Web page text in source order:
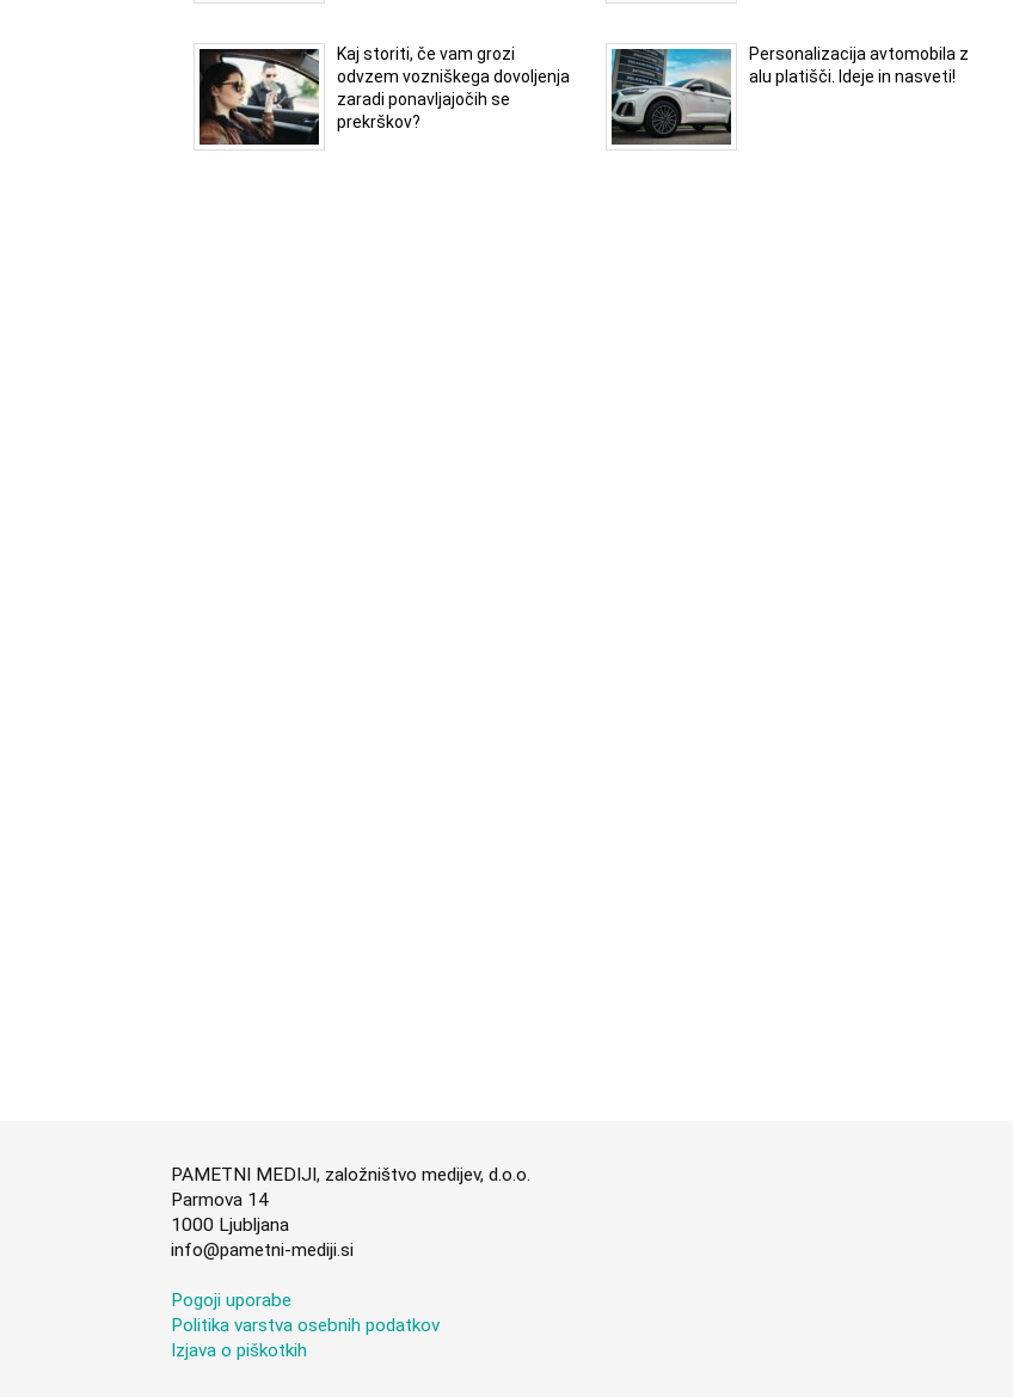
Kaj storiti, če vam grozi
odvzem vozniškega dovoljenja
zaradi ponavljajočih se
prekrškov?
Personalizacija avtomobila z
alu platišči. Ideje in nasveti!
PAMETNI MEDIJI, založništvo medijev, d.o.o.
Parmova 14
1000 Ljubljana
info@pametni-mediji.si
Pogoji uporabe
Politika varstva osebnih podatkov
Izjava o piškotkih